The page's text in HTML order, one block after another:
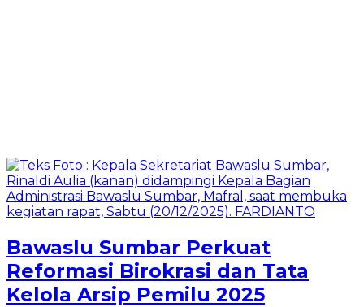
Bawaslu Sumbar Perkuat
Reformasi Birokrasi dan Tata
Kelola Arsip Pemilu 2025